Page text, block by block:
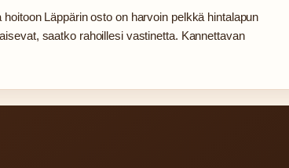
Läppärin osto on harvoin pelkkä hintalapun
saatko rahoillesi vastinetta. Kannettavan